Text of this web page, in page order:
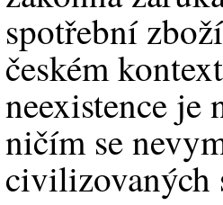
spotřební
českém
neexistence je
ničím se
civilizovaných